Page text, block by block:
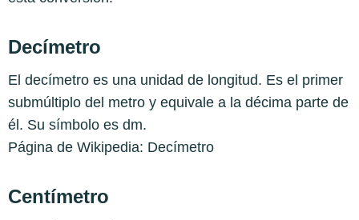
Decímetro
El decímetro es una unidad de longitud. Es el primer
submúltiplo del metro y equivale a la décima parte de
él. Su símbolo es dm.
Página de Wikipedia: Decímetro
Centímetro